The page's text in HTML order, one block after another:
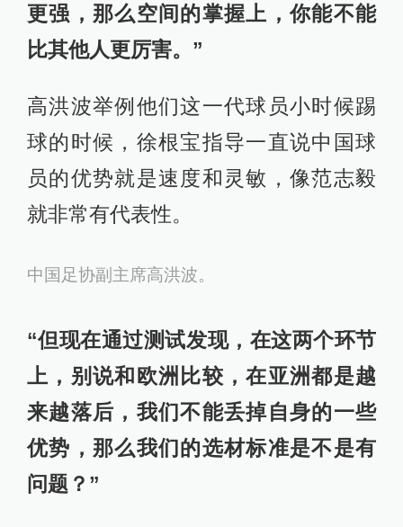
更强，那么空间的掌握上，你能不能
比其他人更厉害。”
高洪波举例他们这一代球员小时候踢
球的时候，徐根宝指导一直说中国球
员的优势就是速度和灵敏，像范志毅
就非常有代表性。